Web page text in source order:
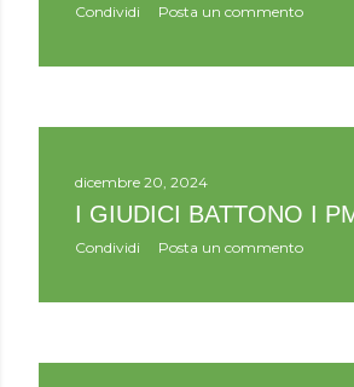
Condividi Posta un commento
dicembre 20, 2024
I GIUDICI BATTONO I
Condividi Posta un commento